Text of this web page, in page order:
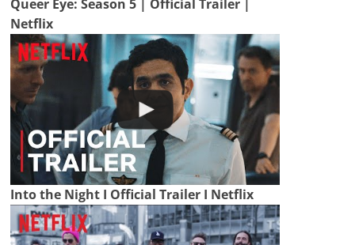
Queer Eye: Season 5 | Official Trailer |
Netflix
Into the Night I Official Trailer I Netflix